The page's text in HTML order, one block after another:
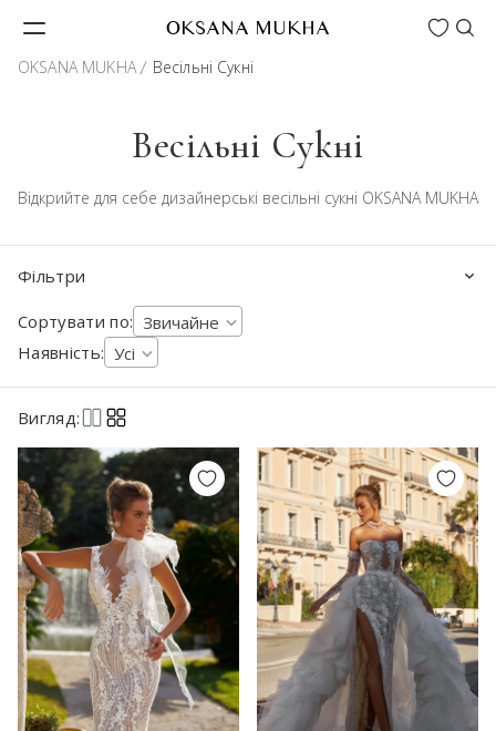
OKSANA MUKHA Wishlist
OKSANA MUKHA Весільні Сукні
Весільні Сукні
Відкрийте для себе дизайнерські весільні сукні OKSANA MUKHA
Фільтри
Сортувати по: Звичайне
Наявність: Усі
Вигляд: